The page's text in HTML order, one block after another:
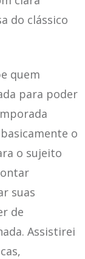
do clássico
quem
para poder
o
o sujeito
suas
de
Assistirei